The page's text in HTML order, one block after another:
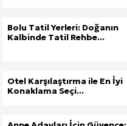
Bolu Tatil Yerleri: Doğanın
Kalbinde Tatil Rehbe...
Otel Karşılaştırma ile En İyi
Konaklama Seçi...